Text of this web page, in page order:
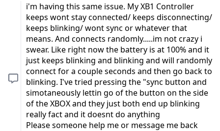
i'm having this same issue. My XB1 Controller
keeps wont stay connected/ keeps disconnecting/
keeps blinking/ wont sync or whatever that
means. And connects randomly.....im not crazy i
swear. Like right now the battery is at 100% and it
just keeps blinking and blinking and will randomly
connect for a couple seconds and then go back to
blinking. I've tried pressing the "sync button and
simotaneously lettin go of the button on the side
of the XBOX and they just both end up blinking
really fact and it doesnt do anything
Please someone help me or message me back